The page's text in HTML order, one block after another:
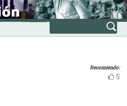
Avanzada
Recomiendo:
5